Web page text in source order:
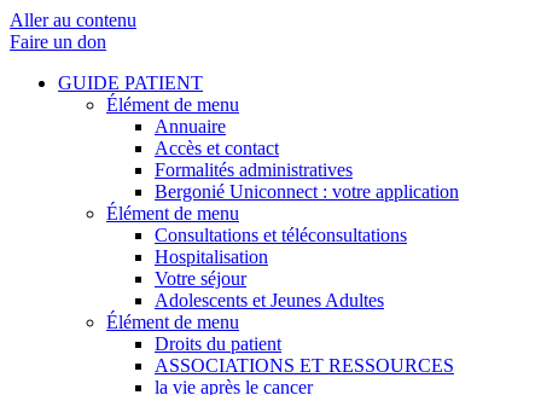
Aller au contenu
Faire un don
GUIDE PATIENT
Élément de menu
Annuaire
Accès et contact
Formalités administratives
Bergonié Uniconnect : votre application
Élément de menu
Consultations et téléconsultations
Hospitalisation
Votre séjour
Adolescents et Jeunes Adultes
Élément de menu
Droits du patient
ASSOCIATIONS ET RESSOURCES
la vie après le cancer